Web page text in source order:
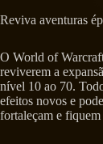
Reviva aventuras
O World of
reviverem a
nível 10 ao 70.
efeitos novos e
fortaleçam e fiquem